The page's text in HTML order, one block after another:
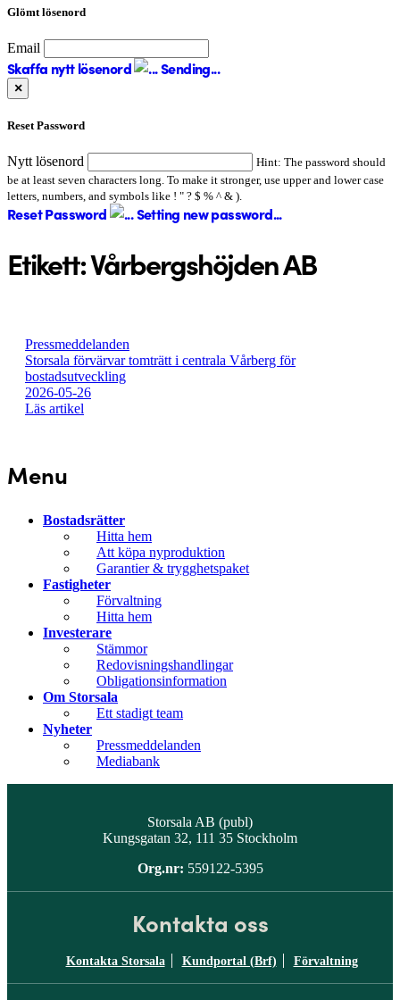
Glömt lösenord
Email
Skaffa nytt lösenord Sending...
×
Reset Password
Nytt lösenord
Hint: The password should
be at least seven characters long. To make it stronger, use upper and lower case
letters, numbers, and symbols like ! " ? $ % ^ & ).
Reset Password Setting new password...
Etikett:Vårbergshöjden AB
Pressmeddelanden
Storsala förvärvar tomträtt i centrala Vårberg för
bostadsutveckling
2026-05-26
Läs artikel
Menu
Bostadsrätter
Hitta hem
Att köpa nyproduktion
Garantier & trygghetspaket
Fastigheter
Förvaltning
Hitta hem
Investerare
Stämmor
Redovisningshandlingar
Obligationsinformation
Om Storsala
Ett stadigt team
Nyheter
Pressmeddelanden
Mediabank
Storsala AB (publ)
Kungsgatan 32, 111 35 Stockholm
Org.nr: 559122-5395
Kontakta oss
Kontakta Storsala Kundportal (Brf) Förvaltning